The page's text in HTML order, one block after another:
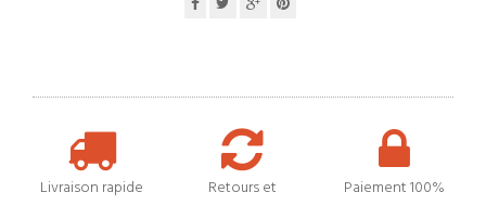
Livraison rapide
Retours et
Paiement 100%